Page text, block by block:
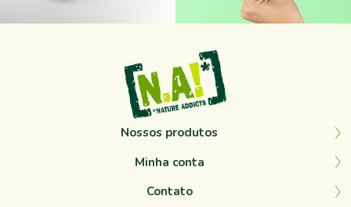
Set 10
Nossos produtos
Minha conta
Contato